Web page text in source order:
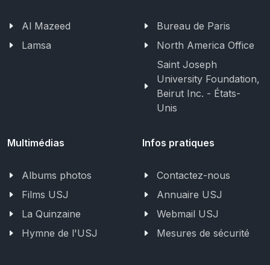
Al Mazeed
Lamsa
Bureau de Paris
North America Office
Saint Joseph
University Foundation,
Beirut Inc. - États-
Unis
Multimédias
Albums photos
Films USJ
La Quinzaine
Hymne de l'USJ
Infos pratiques
Contactez-nous
Annuaire USJ
Webmail USJ
Mesures de sécurité